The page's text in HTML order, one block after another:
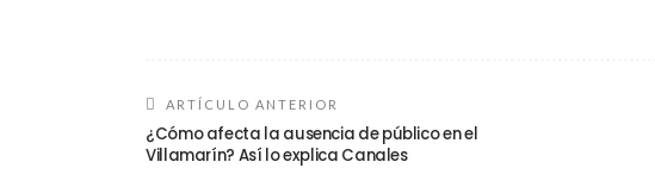
ARTÍCULO ANTERIOR
¿Cómo afecta la ausencia de público en el
Villamarín? Así lo explica Canales